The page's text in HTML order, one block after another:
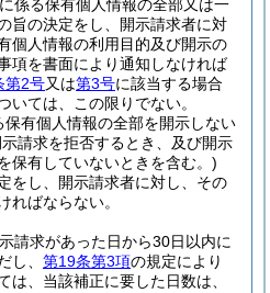
係る保有個人情報の全部又は一
旨の決定をし、開示請求者に対
個人情報の利用目的及び開示の
項を書面により通知しなければ
第2号又は第3号に該当する場合
いては、この限りでない。
有個人情報の全部を開示しない
請求を拒否するとき、及び開示
保有していないときを含む。)
をし、開示請求者に対し、その
ればならない。
請求があった日から30日以内に
し、 第19条第3項の規定により
は、当該補正に要した日数は、